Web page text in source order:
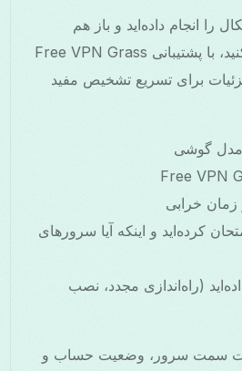
را انجام داده‌اید و باز هم
نمی‌توانید اتصال برقرار کنید، با پشتیبانی Free VPN Grass
برای تسریع تشخیص مفید
خرابی
کرده‌اید و اینکه آیا سرورهای
(راه‌اندازی مجدد، نصب
سمت سرور، وضعیت حساب و